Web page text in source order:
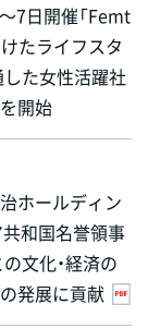
7日開催「Femt
たライフスタ
た女性活躍社
開始
ホールディン
和国名誉領事
文化・経済の
発展に貢献